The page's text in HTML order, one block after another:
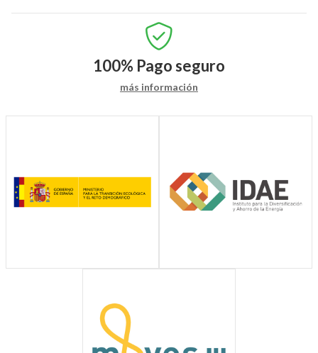
100% Pago seguro
más información